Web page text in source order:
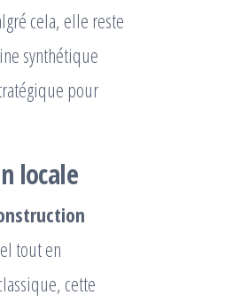
cela, elle reste
synthétique
pour
locale
tout en
cette